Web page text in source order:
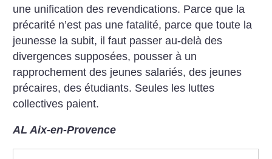
une unification des revendications. Parce que la
précarité n’est pas une fatalité, parce que toute la
jeunesse la subit, il faut passer au-delà des
divergences supposées, pousser à un
rapprochement des jeunes salariés, des jeunes
précaires, des étudiants. Seules les luttes
collectives paient.
AL Aix-en-Provence